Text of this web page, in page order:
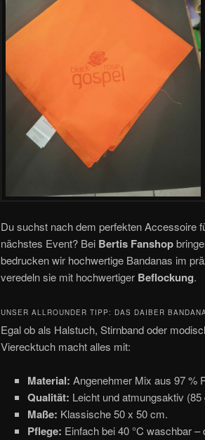
Du suchst nach dem perfekten Accessoire
nächstes Event? Bei Bertis Fanshop
bedrucken wir hochwertige Bandanas im
veredeln sie mit hochwertiger Beflockung.
UNSER ALLROUNDER TIPP: DAS DAIBER
Egal ob als Halstuch, Stirnband oder
Vierecktuch macht alles mit:
Material: Angenehmer Mix aus 97 %
Qualität: Leicht und atmungsaktiv (85
Maße: Klassische 50 x 50 cm.
Pflege: Einfach bei 40 °C waschbar